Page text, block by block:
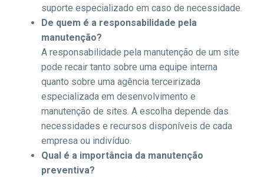
suporte especializado em caso de necessidade.
De quem é a responsabilidade pela
manutenção?
A responsabilidade pela manutenção de um site
pode recair tanto sobre uma equipe interna
quanto sobre uma agência terceirizada
especializada em desenvolvimento e
manutenção de sites. A escolha depende das
necessidades e recursos disponíveis de cada
empresa ou indivíduo.
Qual é a importância da manutenção
preventiva?